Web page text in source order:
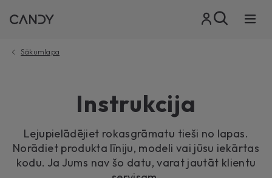
Sākumlapa
Instrukcija
Lejupielādējiet rokasgrāmatu tieši no lapas.
Norādiet produkta līniju, modeli vai jūsu iekārtas
kodu. Ja Jums nav šo datu, varat jautāt klientu